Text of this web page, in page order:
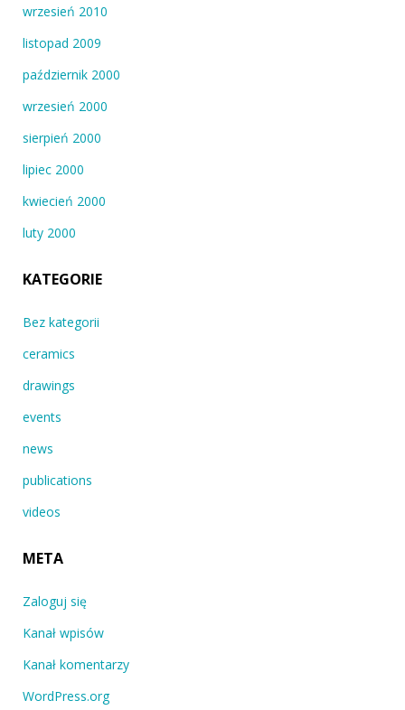
wrzesień 2010
listopad 2009
październik 2000
wrzesień 2000
sierpień 2000
lipiec 2000
kwiecień 2000
luty 2000
KATEGORIE
Bez kategorii
ceramics
drawings
events
news
publications
videos
META
Zaloguj się
Kanał wpisów
Kanał komentarzy
WordPress.org